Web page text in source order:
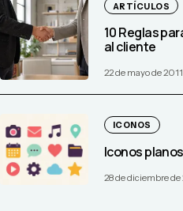
ARTÍCULOS
10 Reglas
al cliente
22 de mayo de 2011
ICONOS
Iconos
28 de diciembre